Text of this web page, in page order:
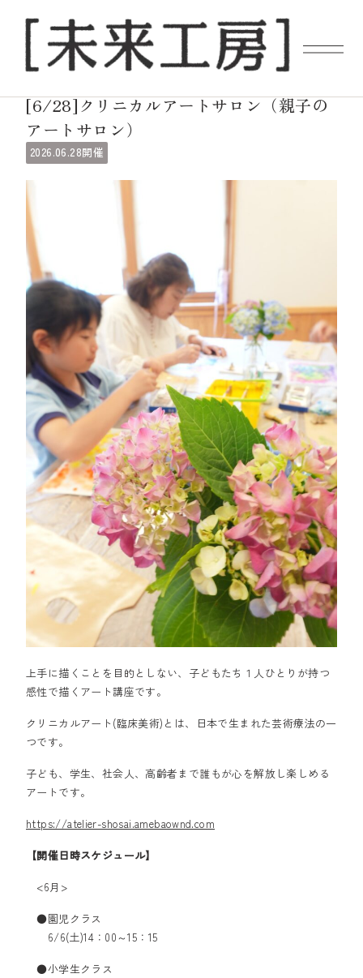
[6/28]クリニカルアートサロン（親子の
アートサロン）
2026.06.28開催
上手に描くことを目的としない、子どもたち１人ひとりが持つ
感性で描くアート講座です。
クリニカルアート(臨床美術)とは、日本で生まれた芸術療法の一
つです。
子ども、学生、社会人、高齢者まで誰もが心を解放し楽しめる
アートです。
https://atelier-shosai.amebaownd.com
【開催日時スケジュール】
<6月>
●園児クラス
6/6(土)14：00～15：15
●小学生クラス